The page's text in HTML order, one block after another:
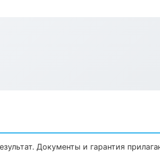
Документы и гарантия